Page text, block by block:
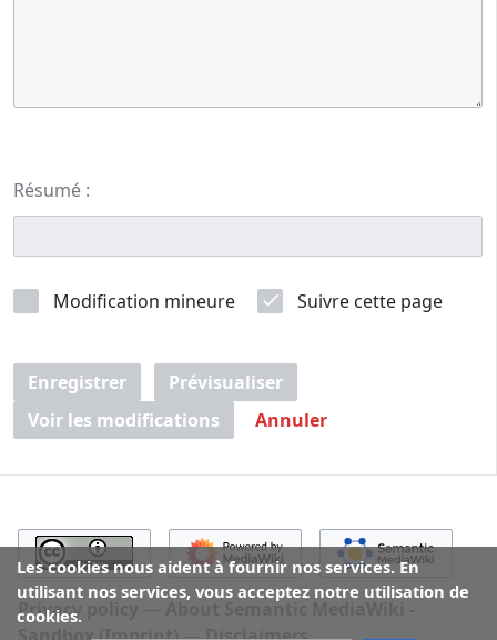
Résumé :
Modification mineure Suivre cette page
Enregistrer
Prévisualiser
Voir les modifications
Annuler
Les cookies nous aident à fournir nos services. En
utilisant nos services, vous acceptez notre utilisation de
cookies.
Privacy policy
About Semantic MediaWiki -